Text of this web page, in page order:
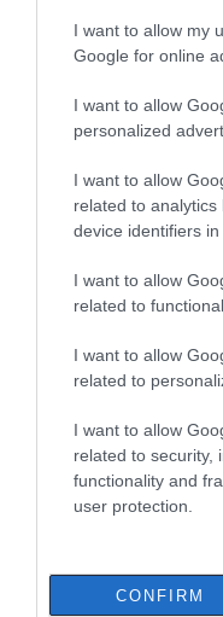
I want to allow my
Google for online
I want to allow
personalized
I want to allow
related to
device identifiers in
I want to allow
related to
I want to allow
related to
I want to allow
related to security,
functionality and
user protection.
CONFIRM
Εύβοια: Πότε θα γίνει
καθιερωμένος
«Στιφάδο της
08.08.2026 | 19:40
Ο Αλέξης Τσίπρας
οικονομικό
στη Θεσσαλονίκη
08.08.2026 | 19:20
Εύβοια πριν πέντε
08.08.2026 | 19:00
Σε δημοπρασία η
ιστορικών γκολ του
08.08.2026 | 18:40
Αγανάκτηση σε
Εύβοιας: Μένουν
ΠΕΡΙΣΣΟΤΕΡΑ ΑΠΟ
Ρόδος: Έγραψαν
80χρονη για κράνος!